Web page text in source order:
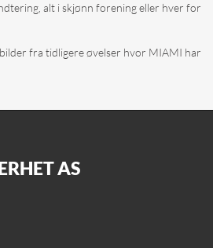
alt i skjønn forening eller hver for
fra tidligere øvelser hvor MIAMI har
AS